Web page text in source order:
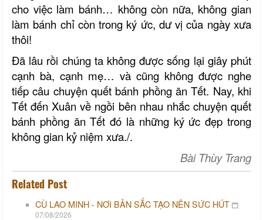
cho việc làm bánh… không còn nữa, không gian
làm bánh chỉ còn trong ký ức, dư vị của ngày xưa
thôi!
Đã lâu rồi chúng ta không được sống lại giây phút
cạnh bà, cạnh mẹ… và cũng không được nghe
tiếp câu chuyện quết bánh phồng ăn Tết. Nay, khi
Tết đến Xuân về ngồi bên nhau nhắc chuyện quết
bánh phồng ăn Tết đó là những ký ức đẹp trong
không gian kỷ niệm xưa./.
Bài Thùy Trang
Related Post
CÙ LAO MINH - NƠI BẢN SẮC TẠO NÊN SỨC HÚT
07/08/2026